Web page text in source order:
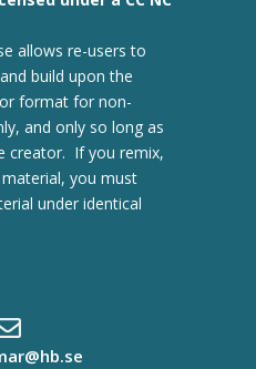
allows re-users to
build upon the
format for non-
and only so long as
creator. If you remix,
you must
under identical